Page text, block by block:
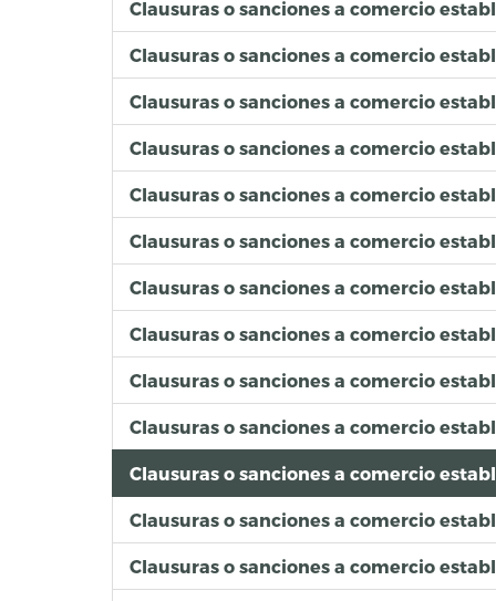
Clausuras o sanciones a comercio
Clausuras o sanciones a comercio
Clausuras o sanciones a comercio
Clausuras o sanciones a comercio
Clausuras o sanciones a comercio
Clausuras o sanciones a comercio
Clausuras o sanciones a comercio
Clausuras o sanciones a comercio
Clausuras o sanciones a comercio
Clausuras o sanciones a comercio
Clausuras o sanciones a comercio
Clausuras o sanciones a comercio
Clausuras o sanciones a comercio